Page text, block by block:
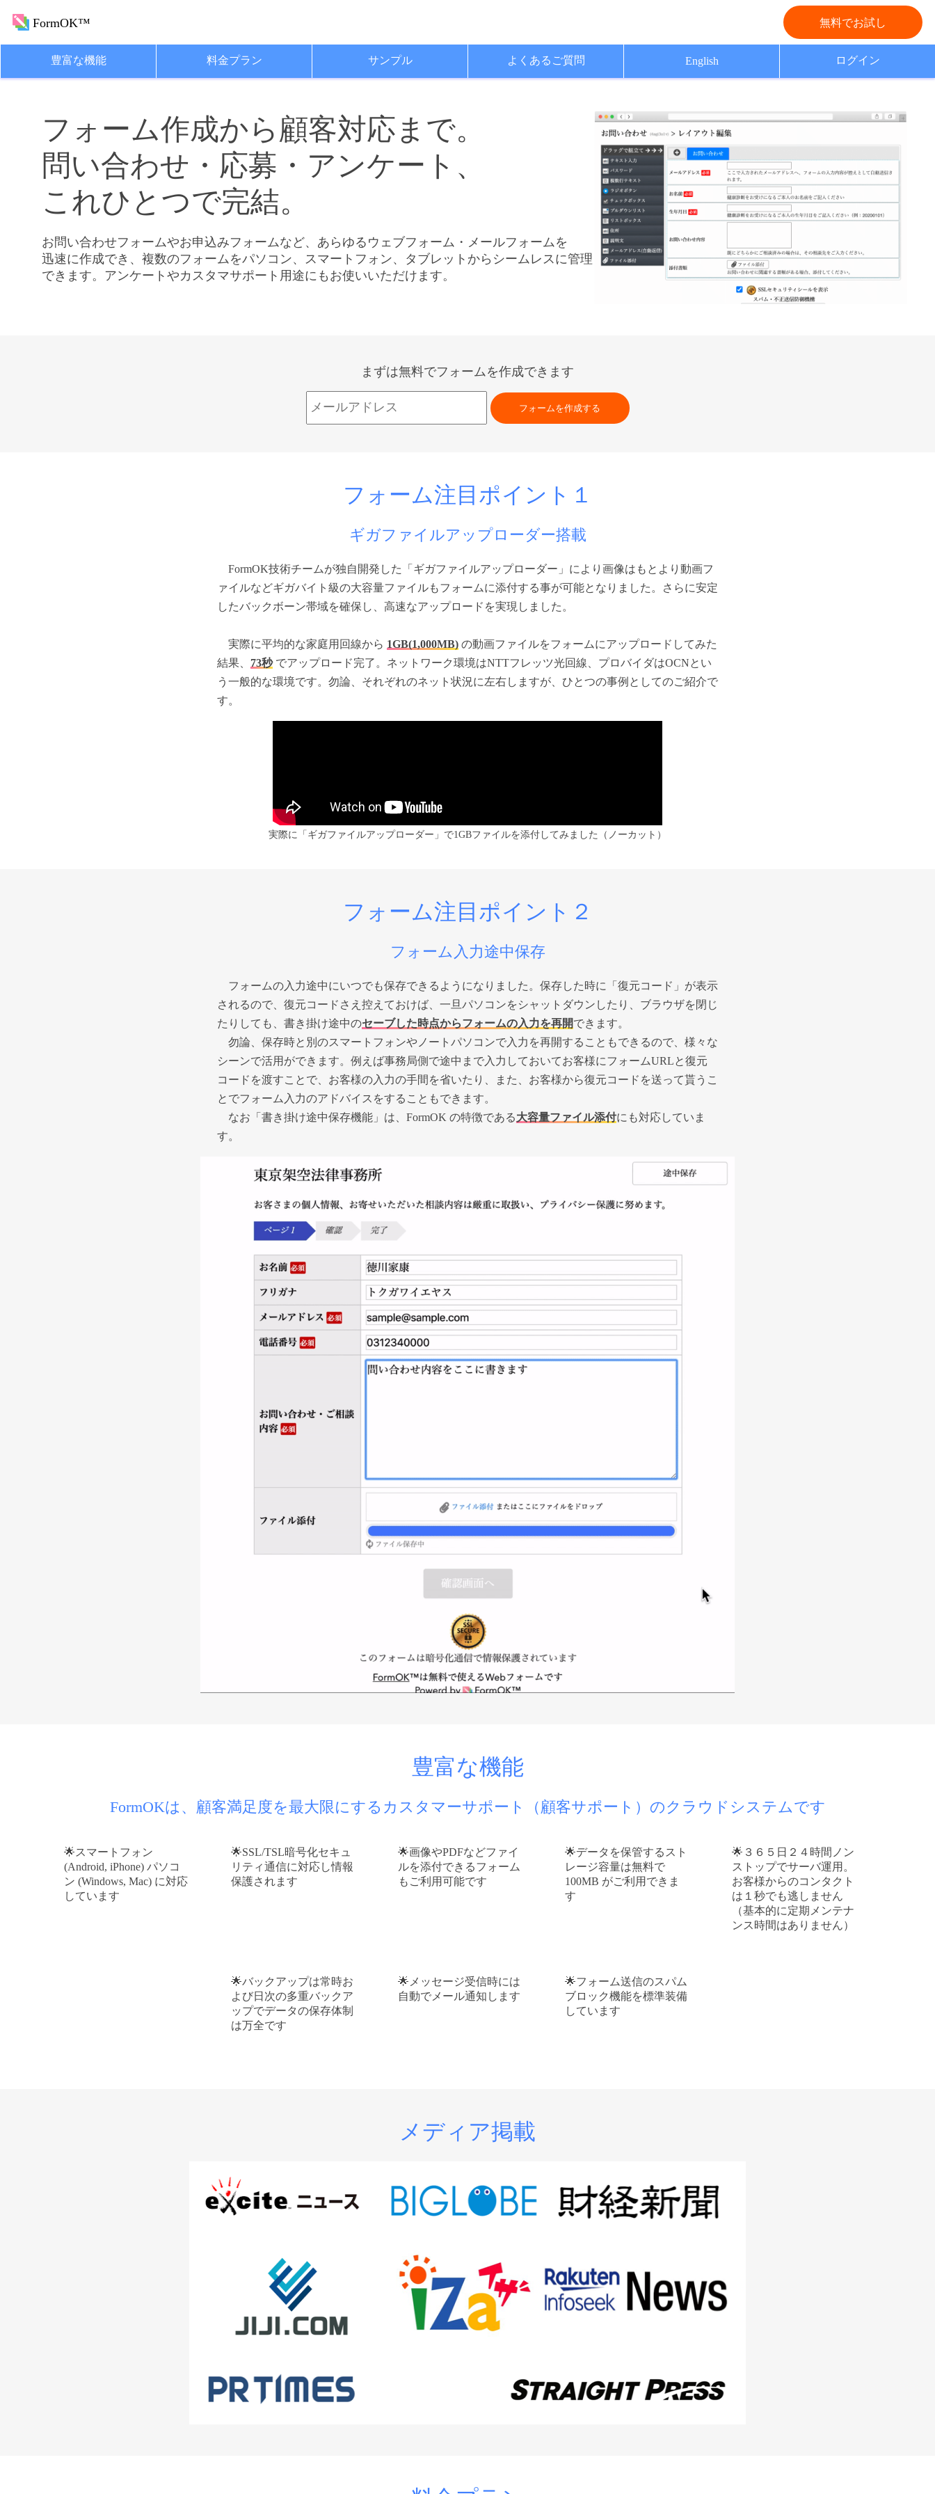
FormOK™ 無料でお試し
豊富な機能 料金プラン サンプル よくあるご質問 English ログイン
フォーム作成から顧客対応まで。
問い合わせ・応募・アンケート、
これひとつで完結。
お問い合わせフォームやお申込みフォームなど、 あらゆるウェブフォーム・メールフォームを
迅速に作成でき、 複数のフォームをパソコン、 スマートフォン、 タブレットから シームレスに管理
できます。 アンケートやカスタマサポート用途にもお使いいただけます。
まずは無料でフォームを作成できます
フォームを作成する
フォーム注目ポイント１
ギガファイルアップローダー搭載
FormOK技術チームが独自開発した「ギガファイルアップローダー」により画像はもとより動画フ
ァイルなどギガバイト級の大容量ファイルもフォームに添付する事が可能となりました。さらに安定
したバックボーン帯域を確保し、高速なアップロードを実現しました。
実際に平均的な家庭用回線から 1GB(1,000MB) の動画ファイルをフォームにアップロードしてみた
結果、 73秒でアップロード完了。ネットワーク環境はNTTフレッツ光回線、プロバイダはOCNとい
う一般的な環境です。勿論、それぞれのネット状況に左右しますが、ひとつの事例としてのご紹介で
す。
実際に「ギガファイルアップローダー」で1GBファイルを添付してみました（ノーカット）
フォーム注目ポイント２
フォーム入力途中保存
フォームの入力途中にいつでも保存できるようになりました。保存した時に「復元コード」が表示
されるので、復元コードさえ控えておけば、一旦パソコンをシャットダウンしたり、ブラウザを閉じ
たりしても、書き掛け途中のセーブした時点からフォームの入力を再開できます。
勿論、保存時と別のスマートフォンやノートパソコンで入力を再開することもできるので、様々な
シーンで活用ができます。例えば事務局側で途中まで入力しておいてお客様にフォームURLと復元
コードを渡すことで、お客様の入力の手間を省いたり、また、お客様から復元コードを送って貰うこ
とでフォーム入力のアドバイスをすることもできます。
なお「書き掛け途中保存機能」は、FormOK の特徴である大容量ファイル添付にも対応していま
す。
豊富な機能
FormOKは、顧客満足度を最大限にするカスタマーサポート（顧客サポート）のクラウドシステムです
スマートフォン
(Android, iPhone) パソコ
ン (Windows, Mac) に対応
しています
SSL/TSL暗号化セキュ
リティ通信に対応し情報
保護されます
画像やPDFなどファイ
ルを添付できるフォーム
もご利用可能です
データを保管するスト
レージ容量は無料で
100MB がご利用できま
す
３６５日２４時間ノン
ストップでサーバ運用。
お客様からのコンタクト
は１秒でも逃しません
（基本的に定期メンテナ
ンス時間はありません）
バックアップは常時お
よび日次の多重バックア
ップでデータの保存体制
は万全です
メッセージ受信時には
自動でメール通知します
フォーム送信のスパム
ブロック機能を標準装備
しています
メディア掲載